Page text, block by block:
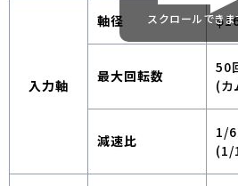
入力軸
軸径
最大回転数
50
(カ
減速比
1/
(1/
スクロールできま